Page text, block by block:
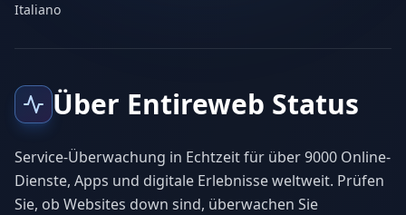
Italiano
Über Entireweb Status
Service-Überwachung in Echtzeit für über 9000 Online-
Dienste, Apps und digitale Erlebnisse weltweit. Prüfen
Sie, ob Websites down sind, überwachen Sie